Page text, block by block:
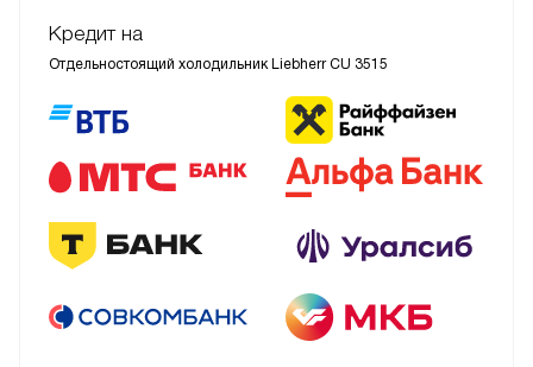
Кредит на
Отдельностоящий холодильник Liebherr CU 3515